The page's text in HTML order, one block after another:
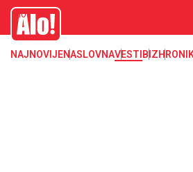
Društvo, društvene teme
Alo
NAJNOVIJENASLOVNAVESTI BIZ